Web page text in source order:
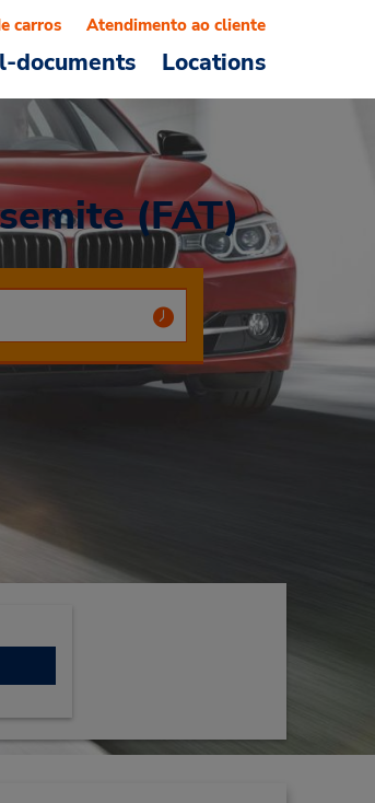
documents Locations
carros Atendimento ao cliente
(FAT)